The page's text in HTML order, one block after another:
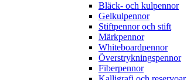
Bläck- och kulpennor
Gelkulpennor
Stiftpennor och stift
Märkpennor
Whiteboardpennor
Överstrykningspennor
Fiberpennor